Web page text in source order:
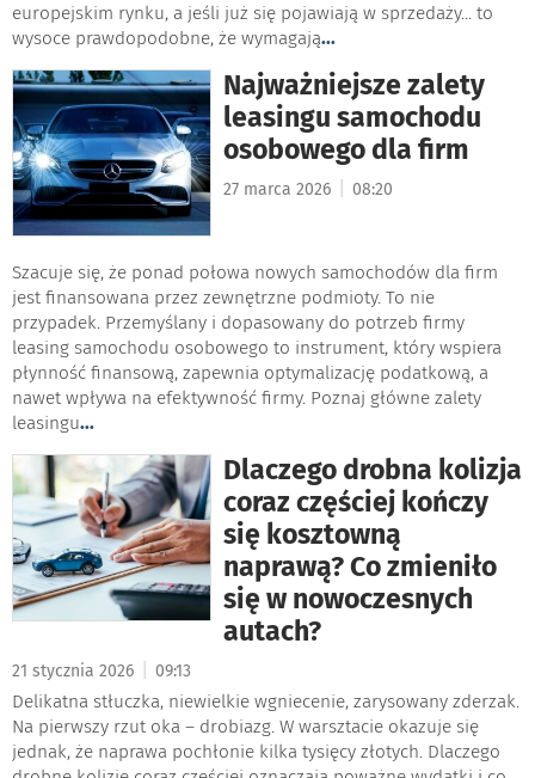
europejskim rynku, a jeśli już się pojawiają w sprzedaży... to
wysoce prawdopodobne, że wymagają...
Najważniejsze zalety
leasingu samochodu
osobowego dla firm
27 marca 2026 08:20
Szacuje się, że ponad połowa nowych samochodów dla firm
jest finansowana przez zewnętrzne podmioty. To nie
przypadek. Przemyślany i dopasowany do potrzeb firmy
leasing samochodu osobowego to instrument, który wspiera
płynność finansową, zapewnia optymalizację podatkową, a
nawet wpływa na efektywność firmy. Poznaj główne zalety
leasingu...
Dlaczego drobna kolizja
coraz częściej kończy
się kosztowną
naprawą? Co zmieniło
się w nowoczesnych
autach?
21 stycznia 2026 09:13
Delikatna stłuczka, niewielkie wgniecenie, zarysowany zderzak.
Na pierwszy rzut oka – drobiazg. W warsztacie okazuje się
jednak, że naprawa pochłonie kilka tysięcy złotych. Dlaczego